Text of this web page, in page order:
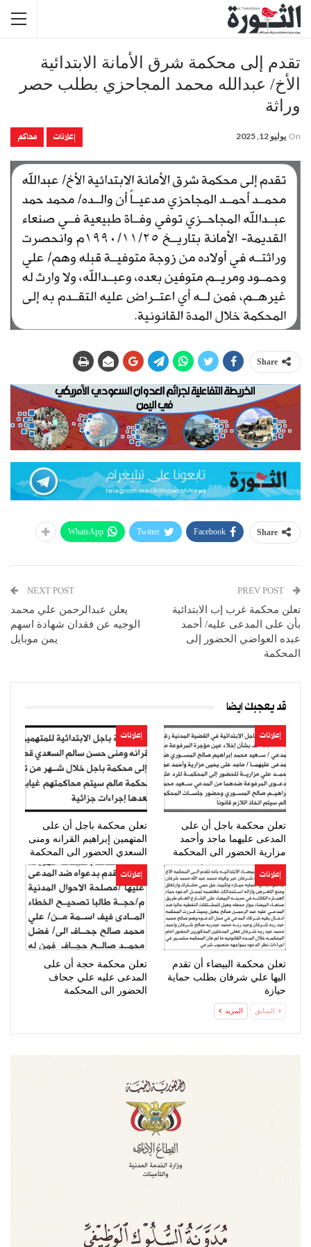
تقدم إلى محكمة شرق الأمانة الابتدائية
الأخ/ عبدالله محمد المجاحزي بطلب حصر
وراثة
إعلانات محاكم On يوليو 12, 2025
Share
Share
Facebook
Twitter
WhatsApp
تعلن محكمة غرب إب الابتدائية
بأن على المدعى عليه/ أحمد
عبده العواضي الحضور إلى
المحكمة
NEXT POST
يعلن عبدالرحمن علي محمد
الوجيه عن فقدان شهادة اسهم
يمن موبايل
قد يعجبك ايضا
إعلانات
تعلن محكمة باجل أن على
المدعى عليهما ماجد وأحمد
مزارية الحضور الى المحكمة
إعلانات
تعلن محكمة باجل أن على
المتهمين إبراهيم القرانه ومنى
السعدي الحضور الى المحكمة
إعلانات
تعلن محكمة البيضاء أن تقدم
اليها علي شرفان بطلب حماية
حيازة
إعلانات
تعلن محكمة حجة أن على
المدعى عليه علي جحاف
الحضور الى المحكمة
السابق المزيد